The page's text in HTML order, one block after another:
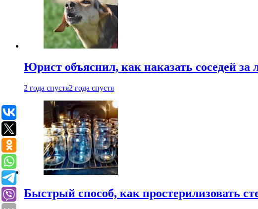
Юрист объяснил, как наказать соседей за
2 года спустя2 года спустя
Быстрый способ, как простерилизовать